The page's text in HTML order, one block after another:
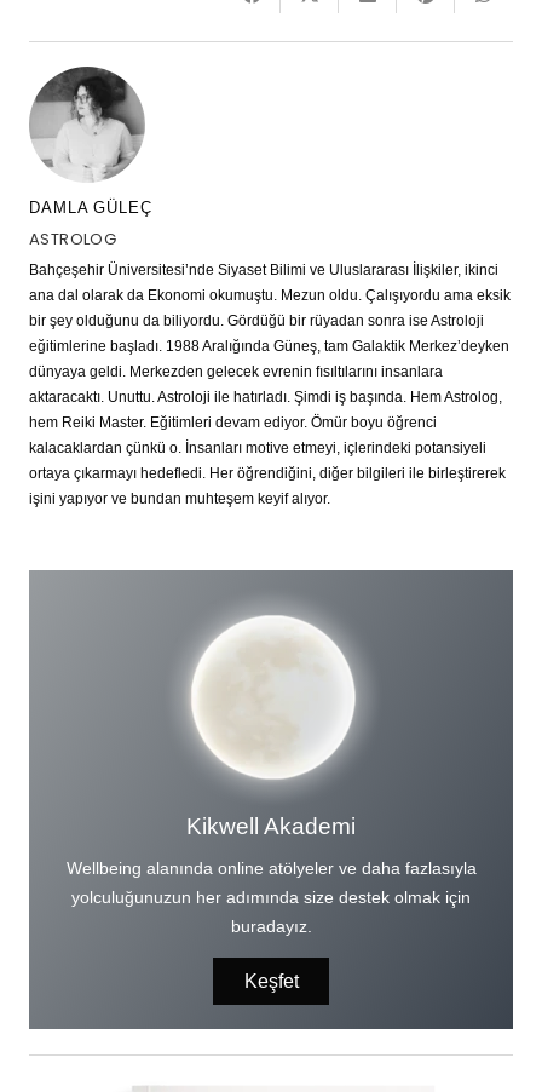
DAMLA GÜLEÇ
ASTROLOG
Bahçeşehir Üniversitesi’nde Siyaset Bilimi ve Uluslararası İlişkiler, ikinci
ana dal olarak da Ekonomi okumuştu. Mezun oldu. Çalışıyordu ama eksik
bir şey olduğunu da biliyordu. Gördüğü bir rüyadan sonra ise Astroloji
eğitimlerine başladı. 1988 Aralığında Güneş, tam Galaktik Merkez’deyken
dünyaya geldi. Merkezden gelecek evrenin fısıltılarını insanlara
aktaracaktı. Unuttu. Astroloji ile hatırladı. Şimdi iş başında. Hem Astrolog,
hem Reiki Master. Eğitimleri devam ediyor. Ömür boyu öğrenci
kalacaklardan çünkü o. İnsanları motive etmeyi, içlerindeki potansiyeli
ortaya çıkarmayı hedefledi. Her öğrendiğini, diğer bilgileri ile birleştirerek
işini yapıyor ve bundan muhteşem keyif alıyor.
Kikwell Akademi
Wellbeing alanında online atölyeler ve daha fazlasıyla
yolculuğunuzun her adımında size destek olmak için
buradayız.
Keşfet